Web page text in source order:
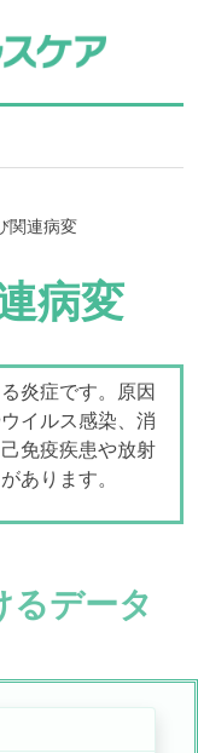
関連病変
病変
炎症です。原因
イルス感染、消
免疫疾患や放射
あります。
るデータ